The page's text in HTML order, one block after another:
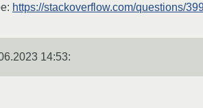
https://stackoverflow.com/questions/
14:53: